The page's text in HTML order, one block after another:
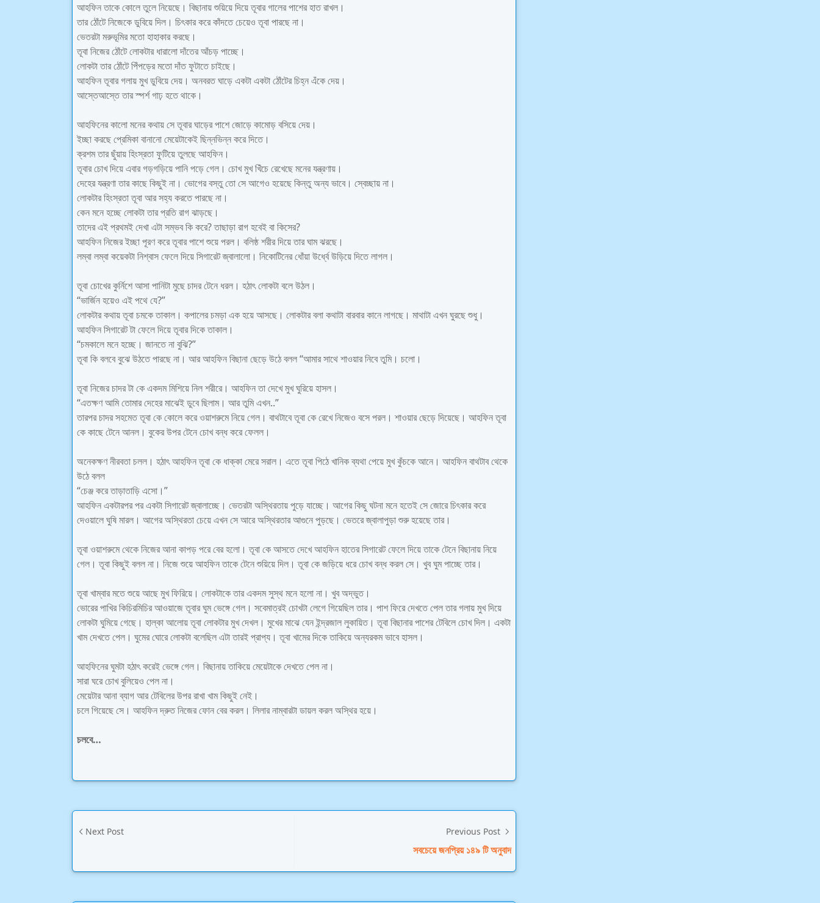
আহফিন তাকে কোলে তুলে নিয়েছে। বিছানায় শুয়িয়ে দিয়ে তূবার গালের পাশের হাত রাখল।
তার ঠোঁটে নিজেকে ডুবিয়ে দিল। চিৎকার করে কাঁদতে চেয়েও তূবা পারছে না।
ভেতরটা মরুভূমির মতো হাহাকার করছে।
তূবা নিজের ঠোঁটে লোকটার ধারালো দাঁতের আঁচড় পাচ্ছে।
লোকটা তার ঠোঁটে পিঁপড়ের মতো দাঁত ফুটাতে চাইছে।
আহফিন তূবার গলায় মুখ ডুবিয়ে দেয়। অনবরত ঘাড়ে একটা একটা ঠোঁটের চিহ্ন এঁকে দেয়।
আস্তেআস্তে তার স্পর্শ গাঢ় হতে থাকে।
আহফিনের কালো মনের কথায় সে তূবার ঘাড়ের পাশে জোড়ে কামোড় বসিয়ে দেয়।
ইচ্ছা করছে প্রেমিকা বানানো মেয়েটাকেই ছিন্নভিন্ন করে দিতে।
ক্রশম তার ছুঁয়ায় হিংস্রতা ফুটিয়ে তুলছে আহফিন।
তূবার চোখ দিয়ে এবার গড়গড়িয়ে পানি পড়ে গেল। চোখ মুখ খিঁচে রেখেছে মনের যন্ত্রণায়।
দেহের যন্ত্রণা তার কাছে কিছুই না। ভোগের বস্তু তো সে আগেও হয়েছে কিন্তু অন্য ভাবে। স্বেচ্ছায় না।
লোকটার হিংস্রতা তূবা আর সহ্য করতে পারছে না।
কেন মনে হচ্ছে লোকটা তার প্রতি রাগ ঝাড়ছে।
তাদের এই প্রথমই দেখা এটা সম্ভব কি করে? তাছাড়া রাগ হবেই বা কিসের?
আহফিন নিজের ইচ্ছা পূরণ করে তূবার পাশে শুয়ে পরল। বলিষ্ঠ শরীর দিয়ে তার ঘাম ঝরছে।
লম্বা লম্বা কয়েকটা নিশ্বাস ফেলে দিয়ে সিগারেট জ্বালালো। নিকোটিনের ধোঁয়া উর্ধ্বে উড়িয়ে দিতে লাগল।
তূবা চোখের কুর্নিশে আসা পানিটা মুছে চাদর টেনে ধরল। হঠাৎ লোকটা বলে উঠল।
“ভার্জিন হয়েও এই পথে যে?”
লোকটার কথায় তূবা চমকে তাকাল। কপালের চমড়া এক হয়ে আসছে। লোকটার বলা কথাটা বারবার কানে লাগছে। মাথাটা এখন ঘুরছে শুধু।
আহফিন সিগারেট টা ফেলে দিয়ে তূবার দিকে তাকাল।
“চমকালে মনে হচ্ছে। জানতে না বুঝি?”
তূবা কি বলবে বুঝে উঠতে পারছে না। আর আহফিন বিছানা ছেড়ে উঠে বলল “আমার সাথে শাওয়ার নিবে তুমি। চলো।
তূবা নিজের চাদর টা কে একদম মিশিয়ে নিল শরীরে। আহফিন তা দেখে মুখ ঘুরিয়ে হাসল।
“এতক্ষণ আমি তোমার দেহের মাঝেই ডুবে ছিলাম। আর তুমি এখন..”
তারপর চাদর সহমেত তূবা কে কোলে করে ওয়াশরুমে নিয়ে গেল। বাথটাবে তূবা কে রেখে নিজেও বসে পরল। শাওয়ার ছেড়ে দিয়েছে। আহফিন তূবা
কে কাছে টেনে আনল। বুকের উপর টেনে চোখ বন্ধ করে ফেলল।
অনেকক্ষণ নীরবতা চলল। হঠাৎ আহফিন তূবা কে ধাক্কা মেরে সরাল। এতে তূবা পিঠে খানিক ব্যথা পেয়ে মুখ কুঁচকে আনে। আহফিন বাথটাব থেকে
উঠে বলল
“চেঞ্জ করে তাড়াতাড়ি এসো।”
আহফিন একটারপর পর একটা সিগারেট জ্বালাচ্ছে। ভেতরটা অস্থিরতায় পুড়ে যাচ্ছে। আগের কিছু ঘটনা মনে হতেই সে জোরে চিৎকার করে
দেওয়ালে ঘুষি মারল। আগের অস্থিরতা চেয়ে এখন সে আরে অস্থিরতার আগুনে পুড়ছে। ভেতরে জ্বালাপুড়া শুরু হয়েছে তার।
তূবা ওয়াশরুমে থেকে নিজের আনা কাপড় পরে বের হলো। তূবা কে আসতে দেখে আহফিন হাতের সিগারেট ফেলে দিয়ে তাকে টেনে বিছানায় নিয়ে
গেল। তূবা কিছুই বলল না। নিজে শুয়ে আহফিন তাকে টেনে শুয়িয়ে দিল। তূবা কে জড়িয়ে ধরে চোখ বন্ধ করল সে। খুব ঘুম পাচ্ছে তার।
তূবা খাম্বার মতে শুয়ে আছে মুখ ফিরিয়ে। লোকটাকে তার একদম সুস্থ মনে হলো না। খুব অদ্ভুত।
ভোরের পাখির কিচিরমিচির আওয়াজে তূবার ঘুম ভেঙ্গে গেল। সবেমাত্রই চোখটা লেগে গিয়েছিল তার। পাশ ফিরে দেখতে পেল তার গলায় মুখ দিয়ে
লোকটা ঘুমিয়ে গেছে। হাল্কা আলোয় তূবা লোকটার মুখ দেখল। মুখের মাঝে যেন ইন্দ্রজাল লুকায়িত। তূবা বিছানার পাশের টেবিলে চোখ দিল। একটা
খাম দেখতে পেল। ঘুমের ঘোরে লোকটা বলেছিল এটা তারই প্রাপ্য। তূবা খামের দিকে তাকিয়ে অন্যরকম ভাবে হাসল।
আহফিনের ঘুমটা হঠাৎ করেই ভেঙ্গে গেল। বিছানায় তাকিয়ে মেয়েটাকে দেখতে পেল না।
সারা ঘরে চোখ বুলিয়েও পেল না।
মেয়েটার আনা ব্যাগ আর টেবিলের উপর রাখা খাম কিছুই নেই।
চলে গিয়েছে সে। আহফিন দ্রুত নিজের ফোন বের করল। লিলার নাম্বারটা ডায়ল করল অস্থির হয়ে।
চলবে…
Next Post Previous Post
সবচেয়ে জনপ্রিয় ১৪৯ টি অনুবাদ